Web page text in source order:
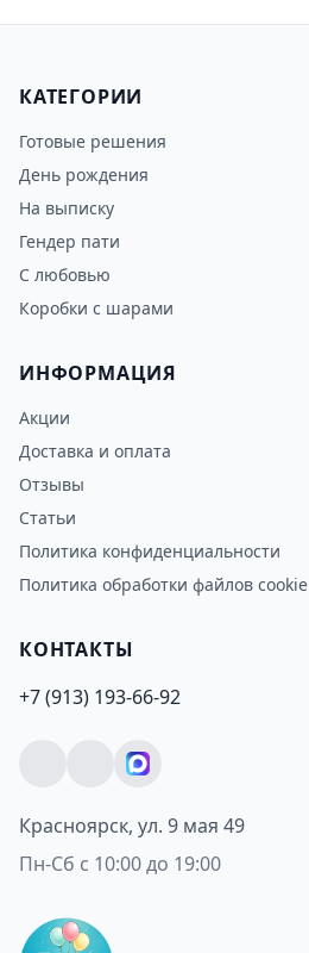
КАТЕГОРИИ
Готовые решения
День рождения
На выписку
Гендер пати
С любовью
Коробки с шарами
ИНФОРМАЦИЯ
Акции
Доставка и оплата
Отзывы
Статьи
Политика конфиденциальности
Политика обработки файлов cookie
КОНТАКТЫ
+7 (913) 193-66-92
Красноярск, ул. 9 мая 49
Пн-Сб с 10:00 до 19:00